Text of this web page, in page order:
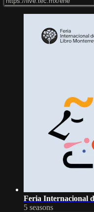
Feria Internacional
5 seasons